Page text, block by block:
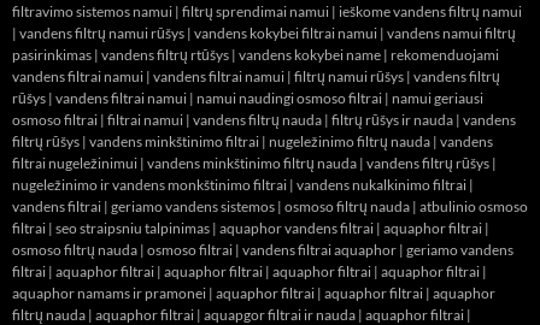
filtravimo sistemos namui | filtrų sprendimai namui | ieškome vandens filtrų namui
| vandens filtrų namui rūšys | vandens kokybei filtrai namui | vandens namui filtrų
pasirinkimas | vandens filtrų rtūšys | vandens kokybei name | rekomenduojami
vandens filtrai namui | vandens filtrai namui | filtrų namui rūšys | vandens filtrų
rūšys | vandens filtrai namui | namui naudingi osmoso filtrai | namui geriausi
osmoso filtrai | filtrai namui | vandens filtrų nauda | filtrų rūšys ir nauda | vandens
filtrų rūšys | vandens minkštinimo filtrai | nugeležinimo filtrų nauda | vandens
filtrai nugeležinimui | vandens minkštinimo filtrų nauda | vandens filtrų rūšys |
nugeležinimo ir vandens monkštinimo filtrai | vandens nukalkinimo filtrai |
vandens filtrai | geriamo vandens sistemos | osmoso filtrų nauda | atbulinio osmoso
filtrai | seo straipsniu talpinimas | aquaphor vandens filtrai | aquaphor filtrai |
osmoso filtrų nauda | osmoso filtrai | vandens filtrai aquaphor | geriamo vandens
filtrai | aquaphor filtrai | aquaphor filtrai | aquaphor filtrai | aquaphor filtrai |
aquaphor namams ir pramonei | aquaphor filtrai | aquaphor filtrai | aquaphor
filtrų nauda | aquaphor filtrai | aquapgor filtrai ir nauda | aquaphor filtrai |